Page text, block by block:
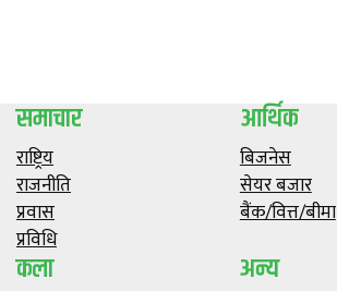
समाचार
राष्ट्रिय
राजनीति
प्रवास
प्रविधि
आर्थिक
बिजनेस
सेयर बजार
बैंक/वित्त/बीमा
कला अन्य